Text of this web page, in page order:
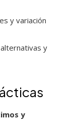
y variación
y
y